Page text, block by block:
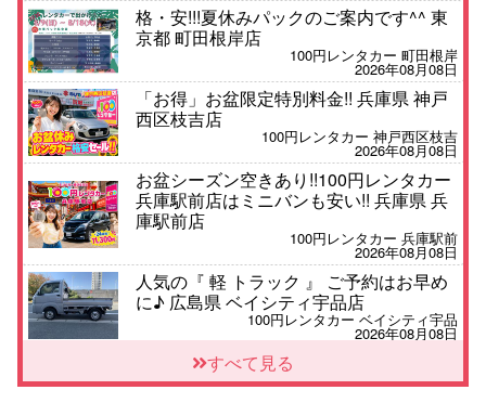
格・安!!!夏休みパックのご案内です^^ 東
京都 町田根岸店
100円レンタカー 町田根岸
2026年08月08日
「お得」お盆限定特別料金!! 兵庫県 神戸
西区枝吉店
100円レンタカー 神戸西区枝吉
2026年08月08日
お盆シーズン空きあり!!100円レンタカー
兵庫駅前店はミニバンも安い!! 兵庫県 兵
庫駅前店
100円レンタカー 兵庫駅前
2026年08月08日
人気の『 軽 トラック 』 ご予約はお早め
に♪ 広島県 ベイシティ宇品店
100円レンタカー ベイシティ宇品
2026年08月08日
★WRX 作業紹介★ 三重県 四日市インタ
ー店
すべて見る